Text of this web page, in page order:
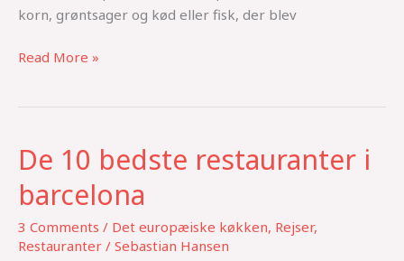
korn, grøntsager og kød eller fisk, der blev
Read More »
De 10 bedste restauranter i
barcelona
3 Comments / Det europæiske køkken, Rejser,
Restauranter / Sebastian Hansen
De
10
bedste
restauranter
i